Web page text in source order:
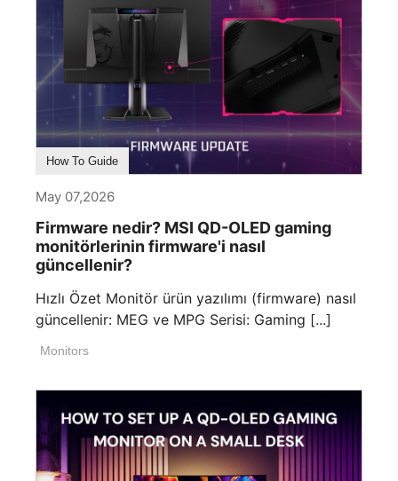
How To Guide
May 07,2026
Firmware nedir? MSI QD-OLED gaming
monitörlerinin firmware'i nasıl
güncellenir?
Hızlı Özet Monitör ürün yazılımı (firmware) nasıl
güncellenir: MEG ve MPG Serisi: Gaming [...]
Monitors